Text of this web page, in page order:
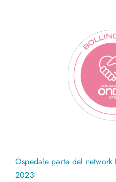
Ospedale parte del
2023